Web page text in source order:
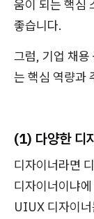
움이 되는 핵심
좋습니다.
그럼, 기업 채
는 핵심 역량과
(1) 다양한 디
디자이너라면
디자이너이냐
UIUX 디자이너